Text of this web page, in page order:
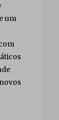
um